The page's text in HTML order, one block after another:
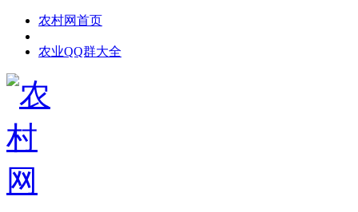
农村网首页
农业QQ群大全